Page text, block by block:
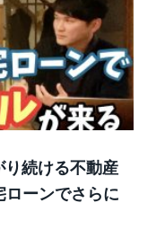
り続ける不動産
ローンでさらに